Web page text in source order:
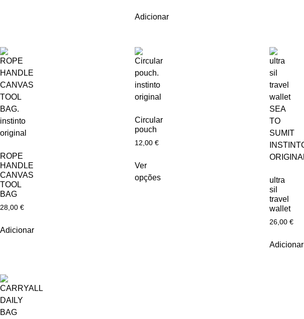
Adicionar
ROPE
HANDLE
CANVAS
TOOL
BAG
28,00 €
Adicionar
Circular
pouch
12,00 €
Ver
opções
ultra
sil
travel
wallet
26,00 €
Adicionar